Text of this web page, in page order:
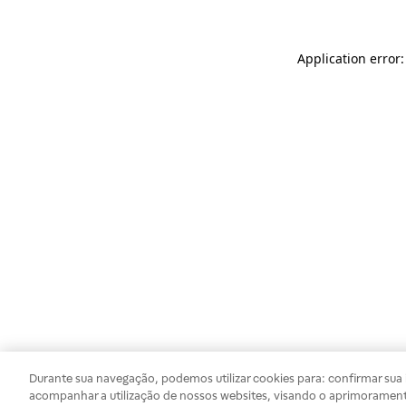
Application
Durante sua navegação, podemos utilizar cookies para: confirmar
acompanhar a utilização de nossos websites, visando o